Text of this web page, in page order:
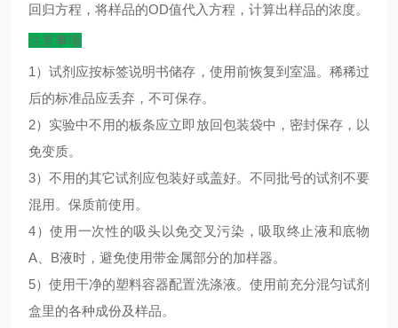
回归方程，将样品的OD值代入方程，计算出样品的浓度。
注意事项
1）试剂应按标签说明书储存，使用前恢复到室温。稀稀过
后的标准品应丢弃，不可保存。
2）实验中不用的板条应立即放回包装袋中，密封保存，以
免变质。
3）不用的其它试剂应包装好或盖好。不同批号的试剂不要
混用。保质前使用。
4）使用一次性的吸头以免交叉污染，吸取终止液和底物
A、B液时，避免使用带金属部分的加样器。
5）使用干净的塑料容器配置洗涤液。使用前充分混匀试剂
盒里的各种成份及样品。